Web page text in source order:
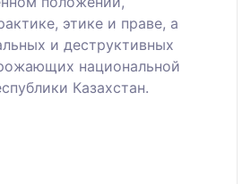
этике и праве, а
и деструктивных
национальной
Казахстан.